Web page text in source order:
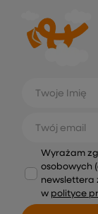
Twoje Imię
Twój email
Wyrażam
osobowych
newslettera
w polityce